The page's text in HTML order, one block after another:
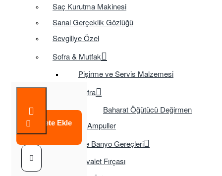
Saç Kurutma Makinesi
Sanal Gerçeklik Gözlüğü
Sevgiliye Özel
Sofra & Mutfak
Pişirme ve Servis Malzemesi
Sofra
Baharat Öğütücü Değirmen
Tasarruflu Ampuller
Temizlik ve Banyo Gereçleri
Tuvalet Fırçası
Sepete Ekle